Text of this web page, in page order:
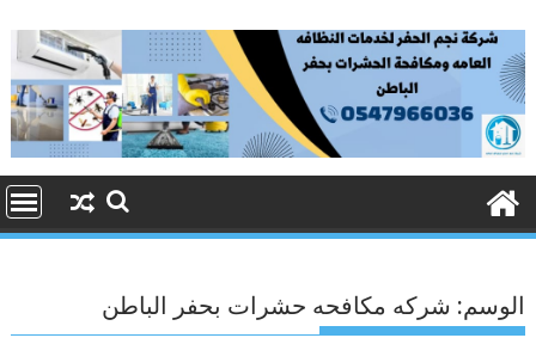
content
الوسم: شركه مكافحه حشرات بحفر الباطن